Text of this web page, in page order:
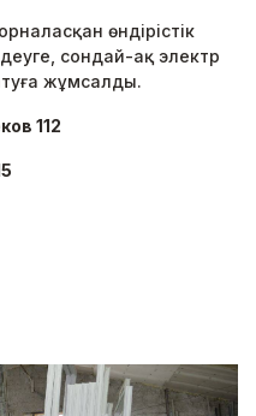
өндірістік
сондай-ақ электр
жұмсалды.
112